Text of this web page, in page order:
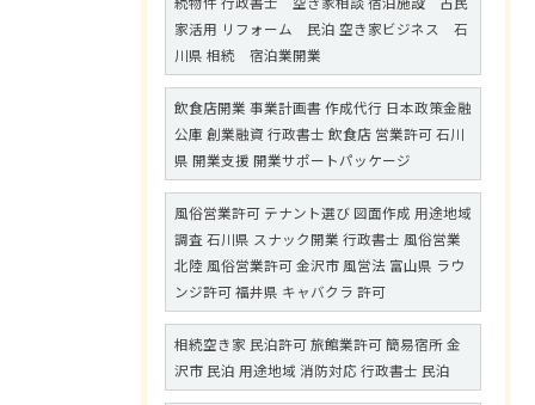
家活用 リフォーム 民泊 空き家ビジネス 石
川県 相続 宿泊業開業
飲食店開業 事業計画書 作成代行 日本政策金融
公庫 創業融資 行政書士 飲食店 営業許可 石川
県 開業支援 開業サポートパッケージ
風俗営業許可 テナント選び 図面作成 用途地域
調査 石川県 スナック開業 行政書士 風俗営業
北陸 風俗営業許可 金沢市 風営法 富山県 ラウ
ンジ許可 福井県 キャバクラ 許可
相続空き家 民泊許可 旅館業許可 簡易宿所 金
沢市 民泊 用途地域 消防対応 行政書士 民泊